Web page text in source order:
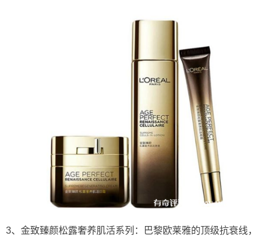
3、金致臻颜松露奢养肌活系列：巴黎欧莱雅的顶级抗衰线，